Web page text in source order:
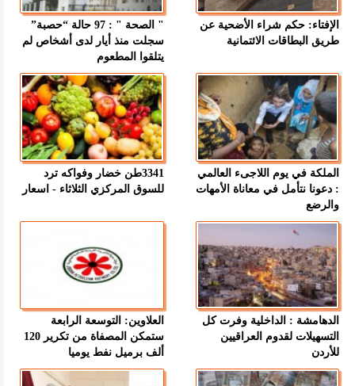
الإفتاء: حكم شراء الأضحية عن
طريق البطاقات الائتمانية
" الصحة " : 97 حالة “حصبة”
سجلت منذ أيار لدى أشخاص لم
يتلقوا المطعوم
الملكة في يوم اللاجىء العالمي
: دعونا نتأمل في معاناة الأمهات
والرضع
3341طن خضار وفواكه ترد
للسوق المركزي الثلاثاء - اسعار
الدهامشة : الداخلية وفرت كل
التسهيلات لقدوم العراقيين
للأردن
العلاوين: التوسعة الرابعة
ستمكن المصفاة من تكرير 120
ألف برميل نفط يوميا